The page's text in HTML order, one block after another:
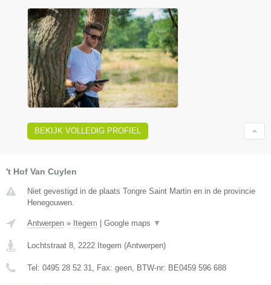
BEKIJK VOLLEDIG PROFIEL
't Hof Van Cuylen
Niet gevestigd in de plaats Tongre Saint Martin en in de provincie
Henegouwen.
Antwerpen » Itegem Google maps ▼
Lochtstraat 8, 2222 Itegem (Antwerpen)
Tel: 0495 28 52 31, Fax: geen, BTW-nr: BE0459 596 688